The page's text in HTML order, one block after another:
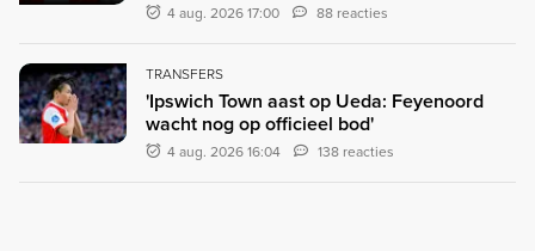
4 aug. 2026 17:00 88 reacties
TRANSFERS
'Ipswich Town aast op Ueda: Feyenoord
wacht nog op officieel bod'
4 aug. 2026 16:04 138 reacties